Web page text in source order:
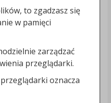
to zgadzasz się
w pamięci
zarządzać
przeglądarki.
oznacza